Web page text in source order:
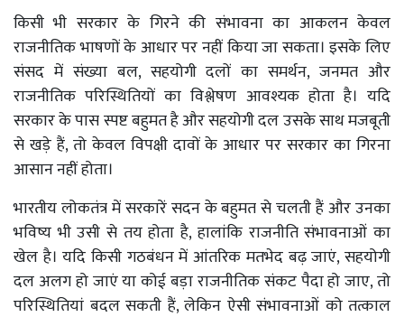
किसी भी सरकार के गिरने की संभावना का आकलन केवल
राजनीतिक भाषणों के आधार पर नहीं किया जा सकता। इसके लिए
संसद में संख्या बल, सहयोगी दलों का समर्थन, जनमत और
राजनीतिक परिस्थितियों का विश्लेषण आवश्यक होता है। यदि
सरकार के पास स्पष्ट बहुमत है और सहयोगी दल उसके साथ मजबूती
से खड़े हैं, तो केवल विपक्षी दावों के आधार पर सरकार का गिरना
आसान नहीं होता।
भारतीय लोकतंत्र में सरकारें सदन के बहुमत से चलती हैं और उनका
भविष्य भी उसी से तय होता है, हालांकि राजनीति संभावनाओं का
खेल है। यदि किसी गठबंधन में आंतरिक मतभेद बढ़ जाएं, सहयोगी
दल अलग हो जाएं या कोई बड़ा राजनीतिक संकट पैदा हो जाए, तो
परिस्थितियां बदल सकती हैं, लेकिन ऐसी संभावनाओं को तत्काल